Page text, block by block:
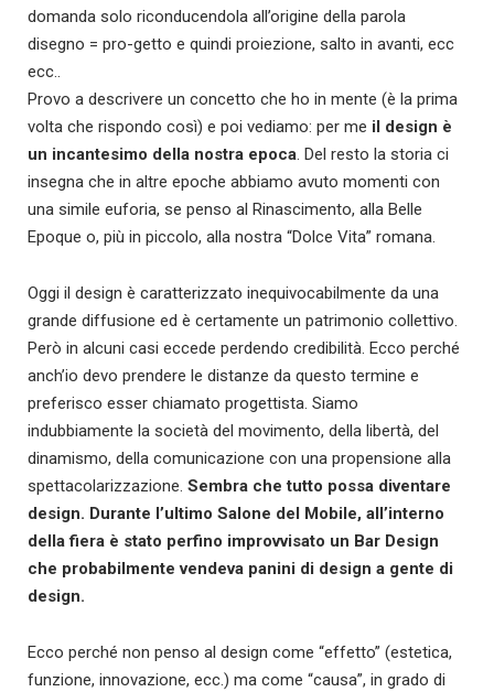
domanda solo riconducendola all’origine della parola
disegno = pro-getto e quindi proiezione, salto in avanti, ecc
ecc..
Provo a descrivere un concetto che ho in mente (è la prima
volta che rispondo così) e poi vediamo: per me il design è
un incantesimo della nostra epoca. Del resto la storia ci
insegna che in altre epoche abbiamo avuto momenti con
una simile euforia, se penso al Rinascimento, alla Belle
Epoque o, più in piccolo, alla nostra “Dolce Vita” romana.
Oggi il design è caratterizzato inequivocabilmente da una
grande diffusione ed è certamente un patrimonio collettivo.
Però in alcuni casi eccede perdendo credibilità. Ecco perché
anch’io devo prendere le distanze da questo termine e
preferisco esser chiamato progettista. Siamo
indubbiamente la società del movimento, della libertà, del
dinamismo, della comunicazione con una propensione alla
spettacolarizzazione. Sembra che tutto possa diventare
design. Durante l’ultimo Salone del Mobile, all’interno
della fiera è stato perfino improvvisato un Bar Design
che probabilmente vendeva panini di design a gente di
design.
Ecco perché non penso al design come “effetto” (estetica,
funzione, innovazione, ecc.) ma come “causa”, in grado di